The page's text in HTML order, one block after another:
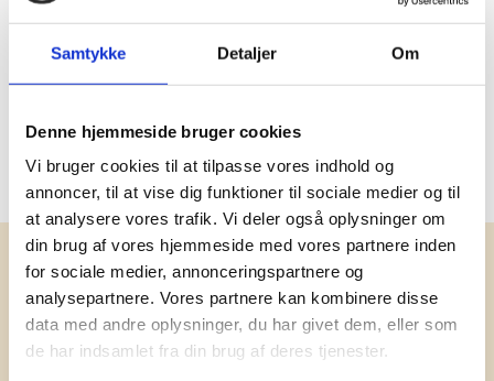
Samtykke Detaljer Om
Denne hjemmeside bruger cookies
Vi bruger cookies til at tilpasse vores indhold og
annoncer, til at vise dig funktioner til sociale medier og til
at analysere vores trafik. Vi deler også oplysninger om
din brug af vores hjemmeside med vores partnere inden
for sociale medier, annonceringspartnere og
analysepartnere. Vores partnere kan kombinere disse
data med andre oplysninger, du har givet dem, eller som
de har indsamlet fra din brug af deres tjenester.
C- COFFEE KIENI,
E - SALMIAK,
F - DARK & SEA SALT,
CLASSIC CARAMEL CARAMEL
CRISPY RASPBERRY.
Få vores nyhedsbrev med
information om tilbud, nye varer og
andet godt